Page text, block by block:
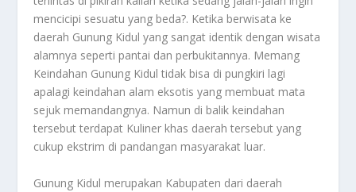
mencicipi sesuatu yang beda?. Ketika berwisata ke
daerah Gunung Kidul yang sangat identik dengan wisata
alamnya seperti pantai dan perbukitannya. Memang
Keindahan Gunung Kidul tidak bisa di pungkiri lagi
apalagi keindahan alam eksotis yang membuat mata
sejuk memandangnya. Namun di balik keindahan
tersebut terdapat Kuliner khas daerah tersebut yang
cukup ekstrim di pandangan masyarakat luar.
Gunung Kidul merupakan Kabupaten dari daerah